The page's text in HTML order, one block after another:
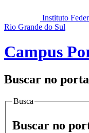
Instituto
Rio Grande do Sul
Campus
Buscar no
Busca
Buscar no